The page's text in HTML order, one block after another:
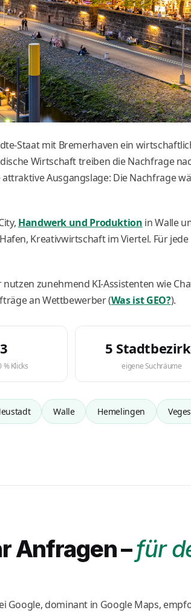
Staat mit Bremerhaven ein
Wirtschaft treiben die Nachfrage
Ausgangslage: Die Nachfrage
Handwerk und Produktion in Walle
Kreativwirtschaft im Viertel. Für
zunehmend KI-Assistenten wie
an Wettbewerber (Was ist GEO?).
% Klicks
5
eigene Suchräume
Walle Hemelingen
Anfragen –für
Google, dominant in Google Maps,